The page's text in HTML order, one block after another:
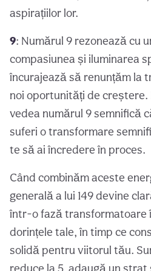
aspirațiilor lor.
9: Numărul 9 rezonează cu
compasiunea și iluminarea
încurajează să renunțăm la
noi oportunități de creștere.
vedea numărul 9 semnifică
suferi o transformare
te să ai încredere în proces.
Când combinăm aceste
generală a lui 149 devine
într-o fază transformatoare
dorințele tale, în timp ce
solidă pentru viitorul tău.
reduce la 5, adaugă un